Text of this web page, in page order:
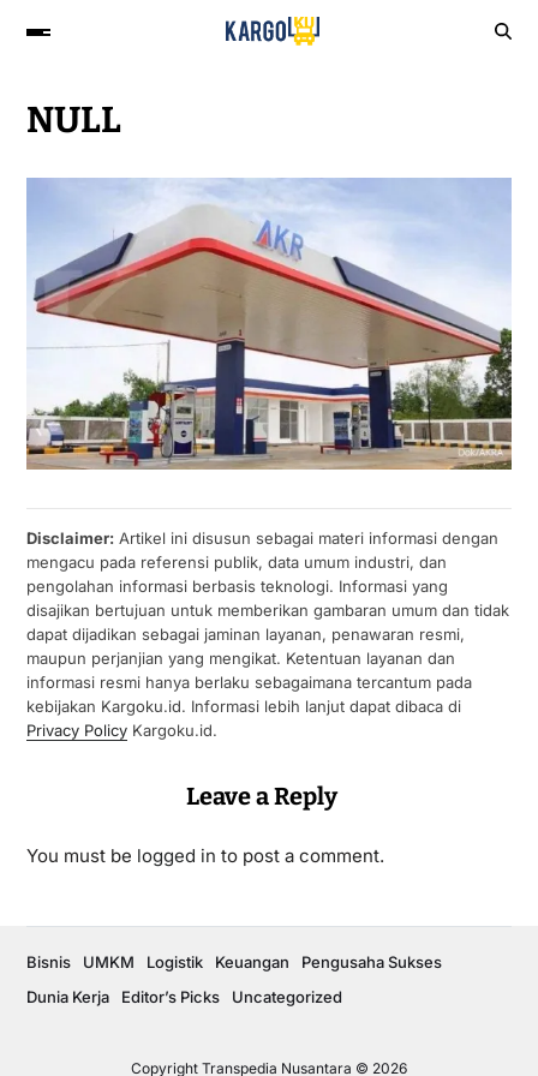
NULL
Disclaimer:Artikel ini disusun sebagai materi informasi dengan
mengacu pada referensi publik, data umum industri, dan
pengolahan informasi berbasis teknologi. Informasi yang
disajikan bertujuan untuk memberikan gambaran umum dan tidak
dapat dijadikan sebagai jaminan layanan, penawaran resmi,
maupun perjanjian yang mengikat. Ketentuan layanan dan
informasi resmi hanya berlaku sebagaimana tercantum pada
kebijakan Kargoku.id. Informasi lebih lanjut dapat dibaca di
Privacy PolicyKargoku.id.
Leave a Reply
You must be logged in to post a comment.
Copyright Transpedia Nusantara © 2026
Bisnis UMKM Logistik Keuangan
Pengusaha Sukses
Dunia Kerja
Editor’s Picks Uncategorized